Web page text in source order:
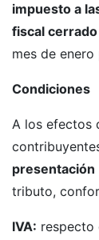
impuesto a
fiscal
mes de
Condiciones
A los efectos
presentación
tributo,
IVA: respecto